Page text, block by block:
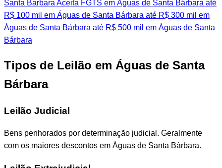
Santa Bárbara Aceita FGTS em Águas de Santa Bárbara até
R$ 100 mil em Águas de Santa Bárbara até R$ 300 mil em
Águas de Santa Bárbara até R$ 500 mil em Águas de Santa
Bárbara
Tipos de Leilão em Águas de Santa
Bárbara
Leilão Judicial
Bens penhorados por determinação judicial. Geralmente
com os maiores descontos em Águas de Santa Bárbara.